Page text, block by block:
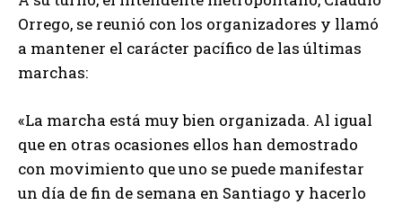
Orrego, se reunió con los organizadores y llamó
a mantener el carácter pacífico de las últimas
marchas:
«La marcha está muy bien organizada. Al igual
que en otras ocasiones ellos han demostrado
con movimiento que uno se puede manifestar
un día de fin de semana en Santiago y hacerlo